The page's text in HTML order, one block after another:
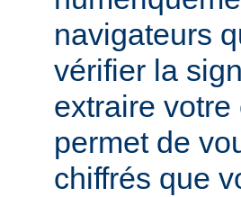
navigateurs
vérifier la
extraire
permet de
chiffrés que